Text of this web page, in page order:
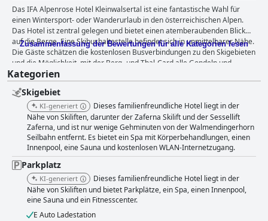
Das IFA Alpenrose Hotel Kleinwalsertal ist eine fantastische Wahl für
einen Wintersport- oder Wanderurlaub in den österreichischen Alpen.
Das Hotel ist zentral gelegen und bietet einen atemberaubenden Blick
auf die Berge. Eine Skibushaltestelle befindet sich in unmittelbarer Nähe.
Die Gäste schätzen die kostenlosen Busverbindungen zu den Skigebieten
und die Möglichkeit, mit der Berg- und Thal-Card alle Gondeln und
Seilbahnen zu benutzen. Die Frühstücks- und Abendbuffets sind
fantastisch, mit einer großen Auswahl an Optionen und ausgezeichneter
Qualität. Das Spa und das Hallenbad des Hotels sind ein echtes Highlight.
Viele Gäste loben die großzügigen und gut ausgestatteten Einrichtungen.
Das Personal ist freundlich und hilfsbereit und schafft eine warme und
einladende Atmosphäre im gesamten Hotel. Das Hotel bietet eine Reihe
von Parkmöglichkeiten und ist für Gäste mit Behinderungen vollständig
zugänglich. Insgesamt bietet das IFA Alpenrose Hotel Kleinwalsertal
einen komfortablen und angenehmen Aufenthalt mit hervorragenden
Annehmlichkeiten und Aktivitäten für alle.
Zusammenfassung der Bewertungen für alle Kategorien lesen
Kategorien
Skigebiet
KI-generiert
Dieses familienfreundliche Hotel liegt in der
Nähe von Skiliften, darunter der Zaferna Skilift und der Sessellift
Zaferna, und ist nur wenige Gehminuten von der Walmendingerhorn
Seilbahn entfernt. Es bietet ein Spa mit Körperbehandlungen, einen
Innenpool, eine Sauna und kostenlosen WLAN-Internetzugang.
Parkplatz
KI-generiert
Dieses familienfreundliche Hotel liegt in der
Nähe von Skiliften und bietet Parkplätze, ein Spa, einen Innenpool,
eine Sauna und ein Fitnesscenter.
E Auto Ladestation